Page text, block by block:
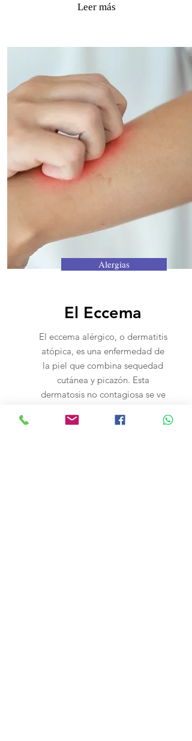
Leer más
Alergias
El Eccema
El eccema alérgico, o dermatitis
atópica, es una enfermedad de
la piel que combina sequedad
cutánea y picazón. Esta
dermatosis no contagiosa se ve
predisposición a las alergias en